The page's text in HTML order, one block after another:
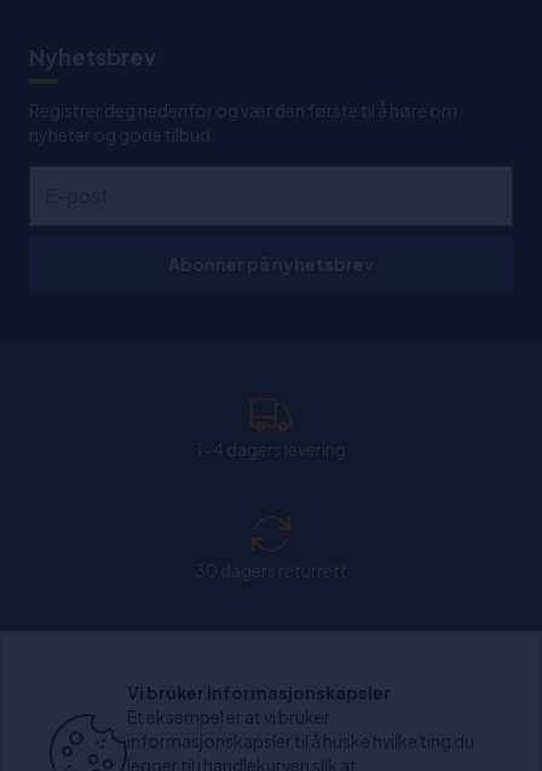
Nyhetsbrev
Registrer deg nedenfor og vær den første til å høre om
nyheter og gode tilbud
Chat: Åpen alle hverdager fra kl. 11:00-15:30.
Vi bruker informasjonskapsler
Et eksempel er at vi bruker
informasjonskapsler til å huske hvilke ting du
legger til i handlekurven slik at